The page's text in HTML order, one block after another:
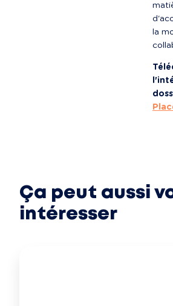
la
Ça peut aussi
intéresser